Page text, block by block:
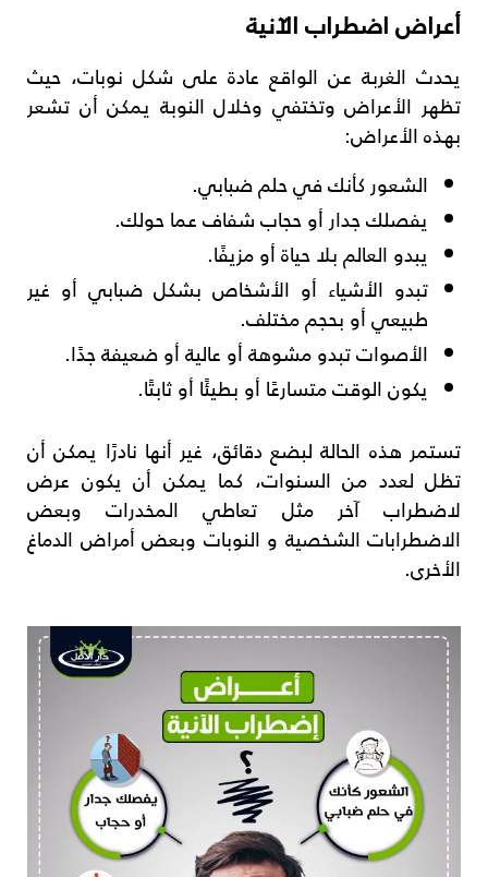
أعراض اضطراب الآنية
يحدث الغربة عن الواقع عادة على شكل نوبات، حيث
تظهر الأعراض وتختفي وخلال النوبة يمكن أن تشعر
بهذه الأعراض:
الشعور كأنك في حلم ضبابي.
يفصلك جدار أو حجاب شفاف عما حولك.
يبدو العالم بلا حياة أو مزيفًا.
تبدو الأشياء أو الأشخاص بشكل ضبابي أو غير
طبيعي أو بحجم مختلف.
الأصوات تبدو مشوهة أو عالية أو ضعيفة جدًا.
يكون الوقت متسارعًا أو بطيئًا أو ثابتًا.
تستمر هذه الحالة لبضع دقائق، غير أنها نادرًا يمكن أن
تظل لعدد من السنوات، كما يمكن أن يكون عرض
لاضطراب آخر مثل تعاطي المخدرات وبعض
الاضطرابات الشخصية و النوبات وبعض أمراض الدماغ
الأخرى.